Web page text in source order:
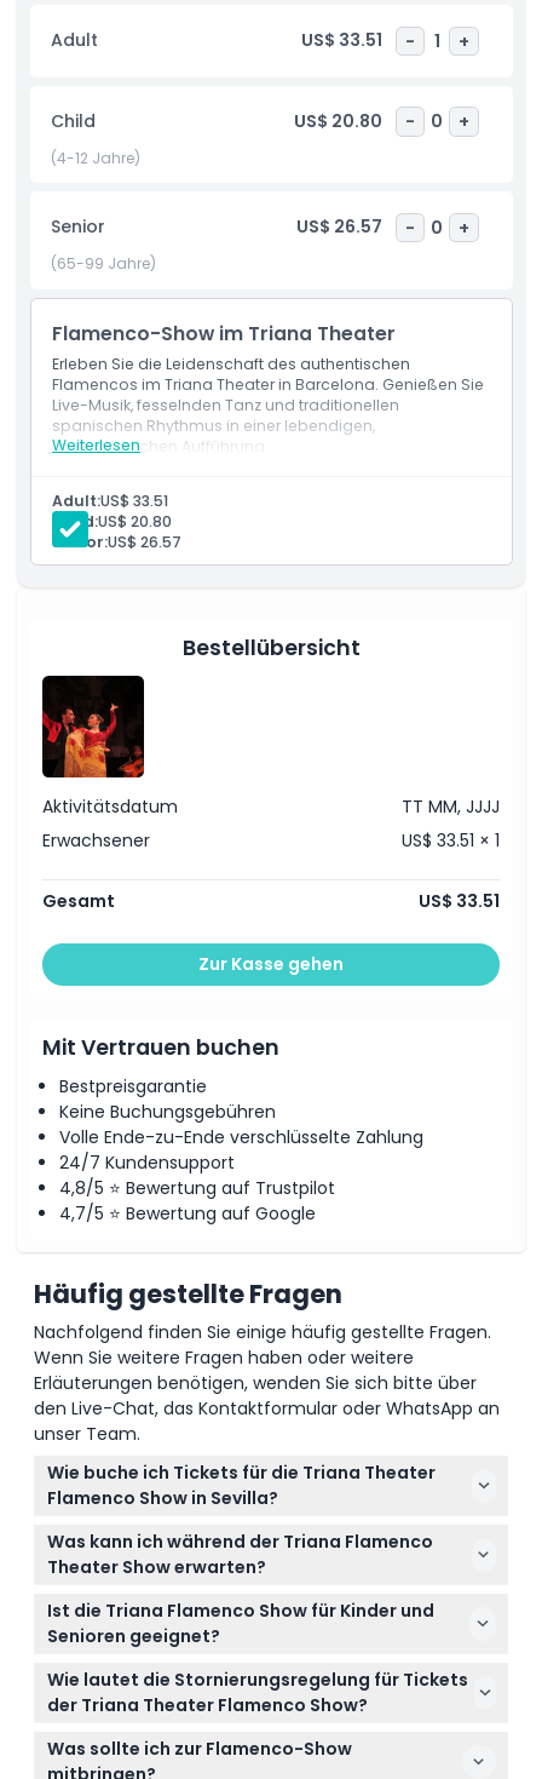
Geburtsort des Flamenco bekannt, und das Triana Theater ist
Möglichkeit, die Traditionen der Stadt zu genießen und in ihre
lebendige Kultur einzutauchen.
Mal besuchen oder für ein weiteres kulturelles Erlebnis
aufregenden und authentischen Einblick in eine der beliebtesten
Kunstformen Spaniens.
Highlights
Inklusivleistungen
Öffnungszeiten
Stornierungsbedingungen
Adult US$ 33.51 - 1 +
Child US$ 20.80 - 0 +
(4-12 Jahre)
Senior US$ 26.57 - 0 +
(65-99 Jahre)
Flamenco-Show im Triana Theater
Erleben Sie die Leidenschaft des authentischen
Flamencos im Triana Theater in Barcelona. Genießen Sie
Live-Musik, fesselnden Tanz und traditionellen
spanischen Rhythmus in einer lebendigen,
unvergesslichen Aufführung
Weiterlesen
Adult:US$ 33.51
Child:US$ 20.80
Senior:US$ 26.57
Bestellübersicht
Aktivitätsdatum
TT MM, JJJJ
Erwachsener
US$ 33.51 × 1
Gesamt US$ 33.51
Zur Kasse gehen
Mit Vertrauen buchen
Bestpreisgarantie
Keine Buchungsgebühren
Volle Ende-zu-Ende verschlüsselte Zahlung
24/7 Kundensupport
4,8/5 ⭐ Bewertung auf Trustpilot
4,7/5 ⭐ Bewertung auf Google
Häufig gestellte Fragen
Nachfolgend finden Sie einige häufig gestellte Fragen.
Wenn Sie weitere Fragen haben oder weitere
Erläuterungen benötigen, wenden Sie sich bitte über
den Live-Chat, das Kontaktformular oder WhatsApp an
unser Team.
Wie buche ich Tickets für die Triana Theater
Flamenco Show in Sevilla?
Sie können Ihre Tickets ganz einfach online hier auf
dieser Website buchen, indem Sie Ihr bevorzugtes
Die Verfügbarkeit kann während des
Buchungsvorgangs geprüft werden, um die beste
Was kann ich während der Triana Flamenco
Theater Show erwarten?
Erwarten Sie eine intime Flamenco-Aufführung von
etwa einer Stunde mit erstklassigen Tänzern,
Sängern und Gitarristen. Die Show fängt die
Leidenschaft und Energie des traditionellen
Flamenco im historischen Triana-Viertel von Sevilla
Ist die Triana Flamenco Show für Kinder und
Senioren geeignet?
Ja, die Show ist geeignet für Erwachsene im Alter
von 13 bis 64 Jahren, Kinder von 4 bis 12 Jahren
bietet somit ein großartiges kulturelles Erlebnis für
die ganze Familie.
Wie lautet die Stornierungsregelung für Tickets
der Triana Theater Flamenco Show?
Tickets sind nicht erstattungsfähig und können
nicht storniert werden, daher stellen Sie bitte vor
Was sollte ich zur Flamenco-Show
mitbringen?